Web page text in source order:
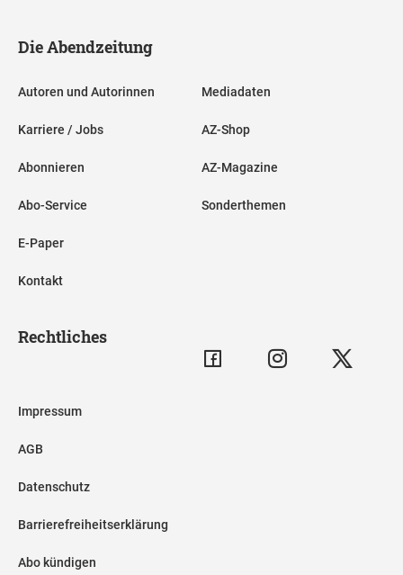
Die Abendzeitung
Autoren und Autorinnen
Karriere / Jobs
Abonnieren
Abo-Service
E-Paper
Kontakt
Mediadaten
AZ-Shop
AZ-Magazine
Sonderthemen
Rechtliches
Impressum
AGB
Datenschutz
Barrierefreiheitserklärung
Abo kündigen